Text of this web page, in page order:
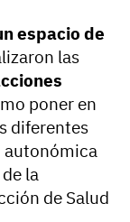
espacio de
las
poner en
diferentes
autonómica
la
de Salud